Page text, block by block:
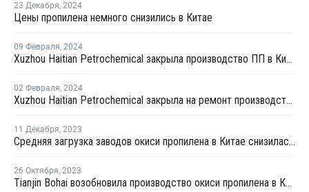
23 Декабря, 2024
Цены пропилена немного снизились в Китае
09 Февраля, 2024
Xuzhou Haitian Petrochemical закрыла производство ПП в Китае
02 Февраля, 2024
Xuzhou Haitian Petrochemical закрыла на ремонт производство ПП в Китае
11 Декабря, 2023
Средняя загрузка заводов окиси пропилена в Китае снизилась на 0,7%
26 Октября, 2023
Tianjin Bohai возобновила производство окиси пропилена в Китае после ремонта